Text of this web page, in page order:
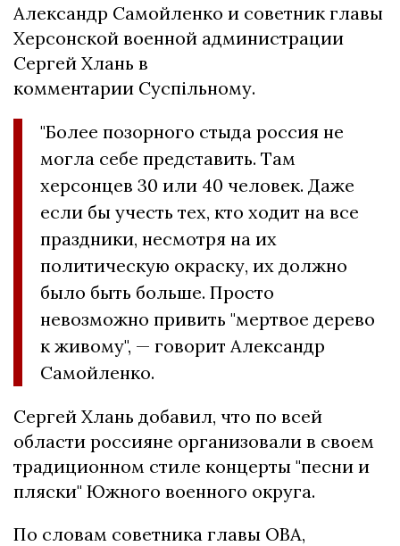
Александр Самойленко и советник главы
Херсонской военной администрации
Сергей Хлань в
комментарии Суспільному.
"Более позорного стыда россия не
могла себе представить. Там
херсонцев 30 или 40 человек. Даже
если бы учесть тех, кто ходит на все
праздники, несмотря на их
политическую окраску, их должно
было быть больше. Просто
невозможно привить "мертвое дерево
к живому", — говорит Александр
Самойленко.
Сергей Хлань добавил, что по всей
области россияне организовали в своем
традиционном стиле концерты "песни и
пляски" Южного военного округа.
По словам советника главы ОВА,